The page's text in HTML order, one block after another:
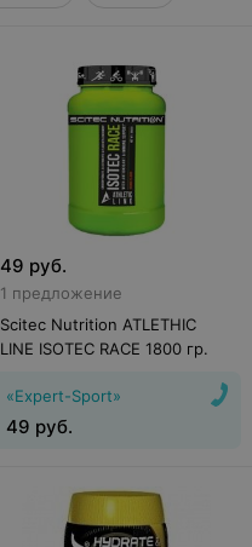
49 руб.
1 предложение
Scitec Nutrition ATLETHIC
LINE ISOTEC RACE 1800 гр.
«Expert-Sport»
49 руб.